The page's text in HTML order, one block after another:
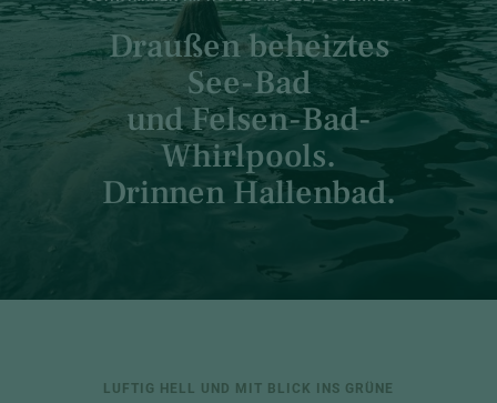
Draußen beheiztes
See-Bad
und Felsen-Bad-
Whirlpools.
Drinnen Hallenbad.
LUFTIG HELL UND MIT BLICK INS GRÜNE